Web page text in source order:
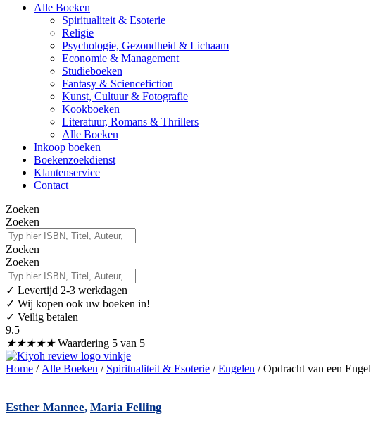
Alle Boeken
Spiritualiteit & Esoterie
Religie
Psychologie, Gezondheid & Lichaam
Economie & Management
Studieboeken
Fantasy & Sciencefiction
Kunst, Cultuur & Fotografie
Kookboeken
Literatuur, Romans & Thrillers
Alle Boeken
Inkoop boeken
Boekenzoekdienst
Klantenservice
Contact
Zoeken
Zoeken
Zoeken
Zoeken
✓ Levertijd 2-3 werkdagen
✓ Wij kopen ook uw boeken in!
✓ Veilig betalen
9.5
★★★★★ Waardering 5 van 5
Home / Alle Boeken / Spiritualiteit & Esoterie /Engelen / Opdracht van een Engel
Esther Mannee, Maria Felling